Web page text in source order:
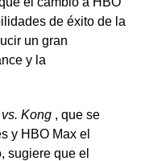
de éxito de la
un gran
y la
Kong , que se
y HBO Max el
sugiere que el